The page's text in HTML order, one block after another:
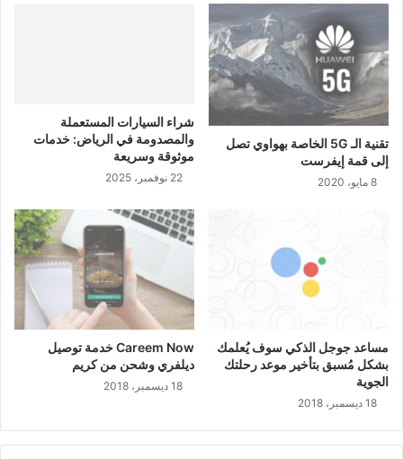
تقنية الـ 5G الخاصة بهواوي تصل
إلى قمة إيفرست
8 مايو، 2020
شراء السيارات المستعملة
والمصدومة في الرياض: خدمات
موثوقة وسريعة
22 نوفمبر، 2025
مساعد جوجل الذكي سوف يُعلمك
بشكل مُسبق بتأخير موعد رحلتك
الجوية
18 ديسمبر، 2018
Careem Now خدمة توصيل
ديلفري وشحن من كريم
18 ديسمبر، 2018